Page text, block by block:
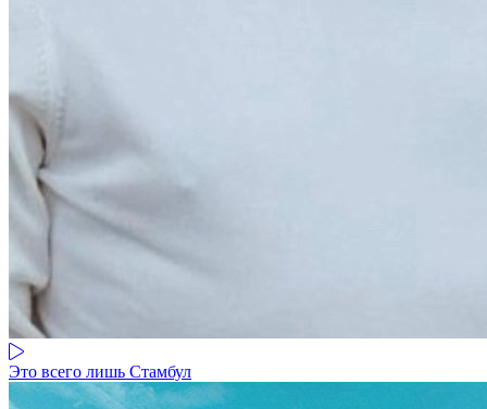
Это всего лишь Стамбул